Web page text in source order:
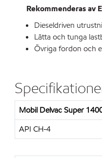
Rekommenderas av
Dieseldriven
Lätta och tunga
Övriga fordon och
Mobil Delvac Super
API CH-4